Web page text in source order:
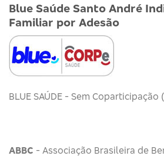
Blue Saúde Santo André
Familiar por Adesão
BLUE SAÚDE - Sem Coparticipação
ABBC - Associação Brasileira de